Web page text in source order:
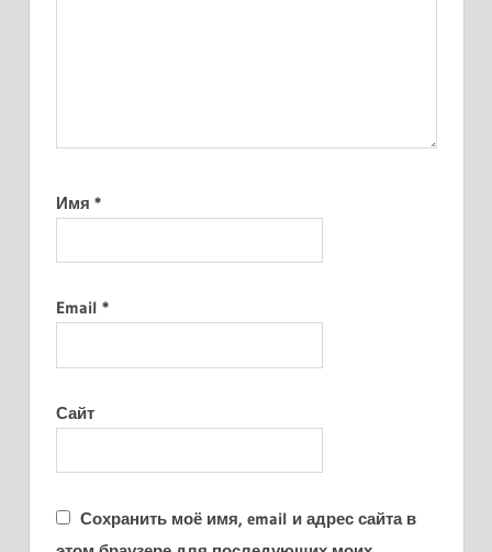
Имя *
Email *
Сайт
Сохранить моё имя, email и адрес сайта в